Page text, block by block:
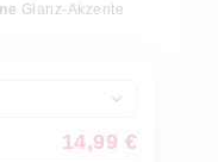
Glanz-Akzente
14,99 €